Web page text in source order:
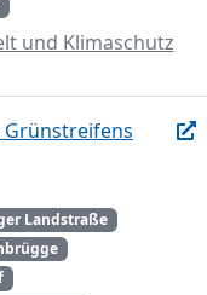
und Klimaschutz
Grünstreifens
Landstraße